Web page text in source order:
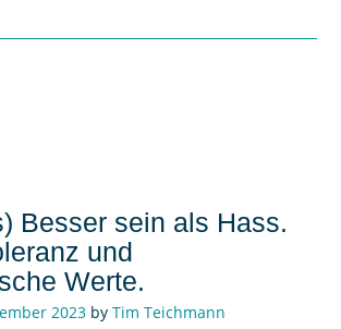
Besser sein als Hass.
und
Werte.
2023 by Tim Teichmann